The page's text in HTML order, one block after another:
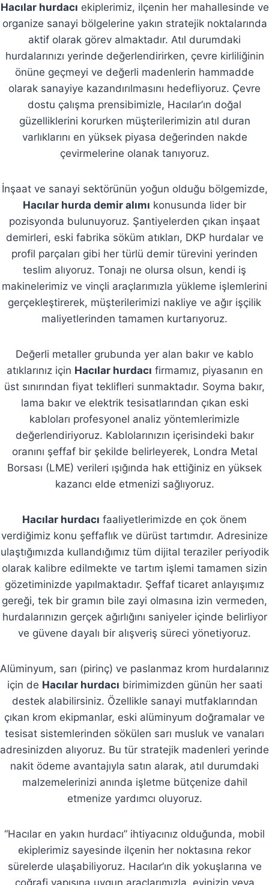
Hacılar hurdacı ekiplerimiz, ilçenin her mahallesinde ve
organize sanayi bölgelerine yakın stratejik noktalarında
aktif olarak görev almaktadır. Atıl durumdaki
hurdalarınızı yerinde değerlendirirken, çevre kirliliğinin
önüne geçmeyi ve değerli madenlerin hammadde
olarak sanayiye kazandırılmasını hedefliyoruz. Çevre
dostu çalışma prensibimizle, Hacılar’ın doğal
güzelliklerini korurken müşterilerimizin atıl duran
varlıklarını en yüksek piyasa değerinden nakde
çevirmelerine olanak tanıyoruz.
İnşaat ve sanayi sektörünün yoğun olduğu bölgemizde,
Hacılar hurda demir alımı konusunda lider bir
pozisyonda bulunuyoruz. Şantiyelerden çıkan inşaat
demirleri, eski fabrika söküm atıkları, DKP hurdalar ve
profil parçaları gibi her türlü demir türevini yerinden
teslim alıyoruz. Tonajı ne olursa olsun, kendi iş
makinelerimiz ve vinçli araçlarımızla yükleme işlemlerini
gerçekleştirerek, müşterilerimizi nakliye ve ağır işçilik
maliyetlerinden tamamen kurtarıyoruz.
Değerli metaller grubunda yer alan bakır ve kablo
atıklarınız için Hacılar hurdacı firmamız, piyasanın en
üst sınırından fiyat teklifleri sunmaktadır. Soyma bakır,
lama bakır ve elektrik tesisatlarından çıkan eski
kabloları profesyonel analiz yöntemlerimizle
değerlendiriyoruz. Kablolarınızın içerisindeki bakır
oranını şeffaf bir şekilde belirleyerek, Londra Metal
Borsası (LME) verileri ışığında hak ettiğiniz en yüksek
kazancı elde etmenizi sağlıyoruz.
Hacılar hurdacı faaliyetlerimizde en çok önem
verdiğimiz konu şeffaflık ve dürüst tartımdır. Adresinize
ulaştığımızda kullandığımız tüm dijital teraziler periyodik
olarak kalibre edilmekte ve tartım işlemi tamamen sizin
gözetiminizde yapılmaktadır. Şeffaf ticaret anlayışımız
gereği, tek bir gramın bile zayi olmasına izin vermeden,
hurdalarınızın gerçek ağırlığını saniyeler içinde belirliyor
ve güvene dayalı bir alışveriş süreci yönetiyoruz.
Alüminyum, sarı (pirinç) ve paslanmaz krom hurdalarınız
için de Hacılar hurdacı birimimizden günün her saati
destek alabilirsiniz. Özellikle sanayi mutfaklarından
çıkan krom ekipmanlar, eski alüminyum doğramalar ve
tesisat sistemlerinden sökülen sarı musluk ve vanaları
adresinizden alıyoruz. Bu tür stratejik madenleri yerinde
nakit ödeme avantajıyla satın alarak, atıl durumdaki
malzemelerinizi anında işletme bütçenize dahil
etmenize yardımcı oluyoruz.
“Hacılar en yakın hurdacı” ihtiyacınız olduğunda, mobil
ekiplerimiz sayesinde ilçenin her noktasına rekor
sürelerde ulaşabiliyoruz. Hacılar’ın dik yokuşlarına ve
coğrafi yapısına uygun araçlarımızla, evinizin veya